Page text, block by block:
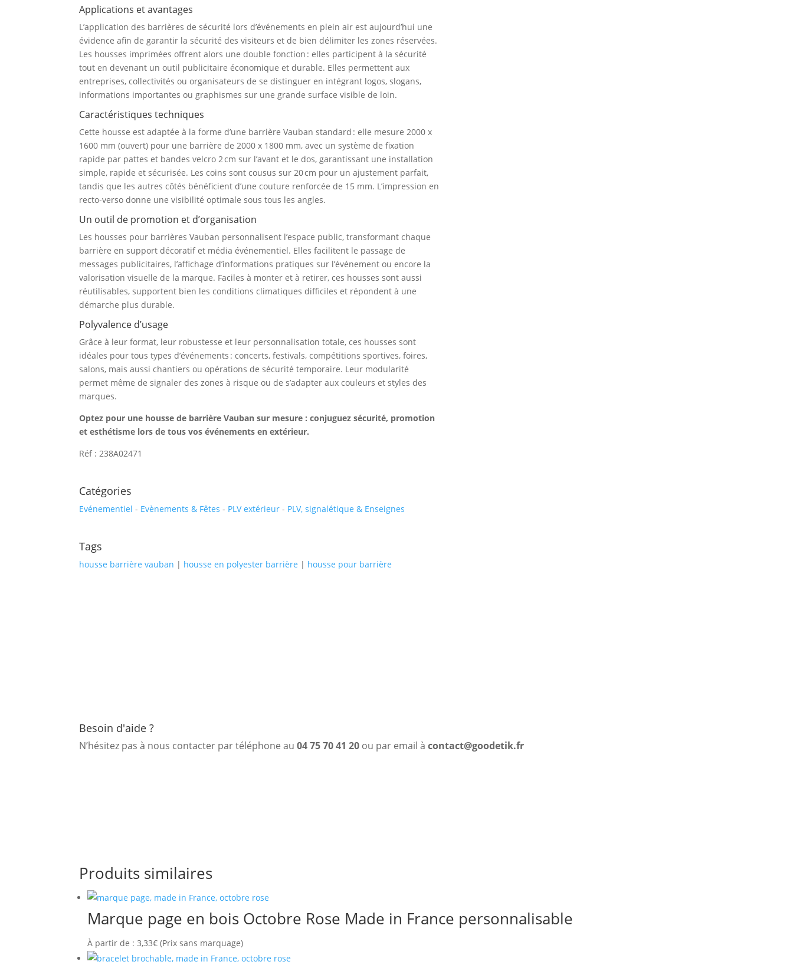
Applications et avantages
L’application des barrières de sécurité lors d’événements en plein air est aujourd’hui une
évidence afin de garantir la sécurité des visiteurs et de bien délimiter les zones réservées.
Les housses imprimées offrent alors une double fonction : elles participent à la sécurité
tout en devenant un outil publicitaire économique et durable. Elles permettent aux
entreprises, collectivités ou organisateurs de se distinguer en intégrant logos, slogans,
informations importantes ou graphismes sur une grande surface visible de loin.
Caractéristiques techniques
Cette housse est adaptée à la forme d’une barrière Vauban standard : elle mesure 2000 x
1600 mm (ouvert) pour une barrière de 2000 x 1800 mm, avec un système de fixation
rapide par pattes et bandes velcro 2 cm sur l’avant et le dos, garantissant une installation
simple, rapide et sécurisée. Les coins sont cousus sur 20 cm pour un ajustement parfait,
tandis que les autres côtés bénéficient d’une couture renforcée de 15 mm. L’impression en
recto-verso donne une visibilité optimale sous tous les angles.
Un outil de promotion et d’organisation
Les housses pour barrières Vauban personnalisent l’espace public, transformant chaque
barrière en support décoratif et média événementiel. Elles facilitent le passage de
messages publicitaires, l’affichage d’informations pratiques sur l’événement ou encore la
valorisation visuelle de la marque. Faciles à monter et à retirer, ces housses sont aussi
réutilisables, supportent bien les conditions climatiques difficiles et répondent à une
démarche plus durable.
Polyvalence d’usage
Grâce à leur format, leur robustesse et leur personnalisation totale, ces housses sont
idéales pour tous types d’événements : concerts, festivals, compétitions sportives, foires,
salons, mais aussi chantiers ou opérations de sécurité temporaire. Leur modularité
permet même de signaler des zones à risque ou de s’adapter aux couleurs et styles des
marques.
Optez pour une housse de barrière Vauban sur mesure : conjuguez sécurité, promotion
et esthétisme lors de tous vos événements en extérieur.
Réf : 238A02471
Catégories
Evénementiel - Evènements & Fêtes - PLV extérieur - PLV, signalétique & Enseignes
Tags
housse barrière vauban | housse en polyester barrière | housse pour barrière
Besoin d'aide ?
N’hésitez pas à nous contacter par téléphone au04 75 70 41 20 ou par email àcontact@goodetik.fr
Produits similaires
Marque page en bois Octobre Rose Made in France personnalisable
À partir de :3,33€ (Prix sans marquage)